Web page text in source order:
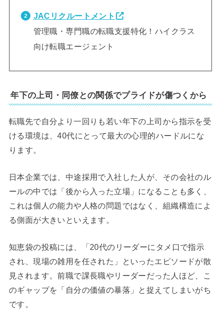
JACリクルートメント
管理職・専門職の転職支援特化！ハイクラス
向け転職エージェント
年下の上司・同僚との関係でプライドが傷つくから
転職先で自分より一回りも若い年下の上司から指示を受
ける環境は、40代にとって最大の心理的ハードルにな
ります。
日本企業では、中途採用で入社した人が、その会社のル
ールの中では「後から入った立場」になることも多く、
これは個人の能力や人格の問題ではなく、組織構造によ
る側面が大きいといえます。
知恵袋の投稿には、「20代のリーダーにタメ口で指示
され、現場の雑用を任された」といったエピソードが散
見されます。前職で課長職やリーダーだった人ほど、こ
のギャップを「自分の価値の暴落」と捉えてしまいがち
です。